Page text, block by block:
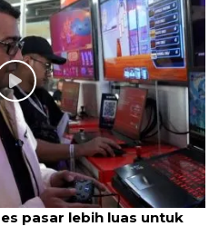
pasar lebih luas untuk